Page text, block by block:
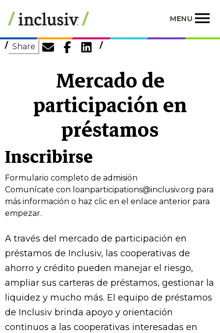
content
MENU
Share
Mercado de
participación en
préstamos
Inscribirse
Formulario completo de admisión
Comunícate con loanparticipations@inclusiv.org para
más información o haz clic en el enlace anterior para
empezar.
A través del mercado de participación en
préstamos de Inclusiv, las cooperativas de
ahorro y crédito pueden manejar el riesgo,
ampliar sus carteras de préstamos, gestionar la
liquidez y mucho más. El equipo de préstamos
de Inclusiv brinda apoyo y orientación
continuos a las cooperativas interesadas en